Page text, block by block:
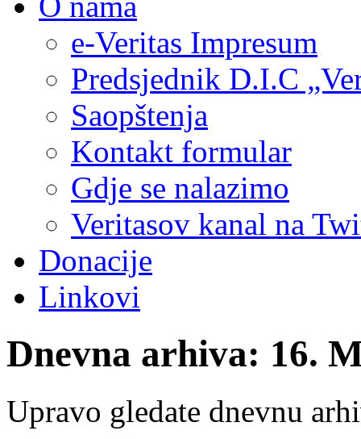
e-Veritas Impresum
Predsjednik D.I.C
Saopštenja
Kontakt formular
Gdje se nalazimo
Veritasov kanal na
Donacije
Linkovi
Dnevna arhiva: 16.
Upravo gledate dnevnu